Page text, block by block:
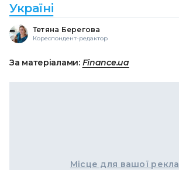
Україні
Тетяна Берегова
Кореспондент-редактор
За матеріалами: Finance.ua
Місце для вашої